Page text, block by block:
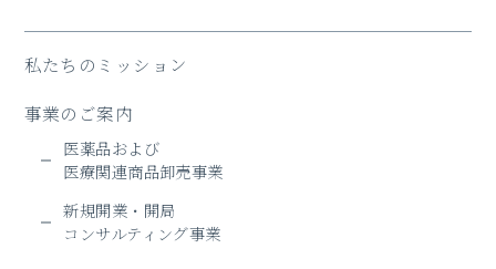
私たちのミッション
事業のご案内
医薬品および
医療関連商品卸売事業
新規開業・開局
コンサルティング事業